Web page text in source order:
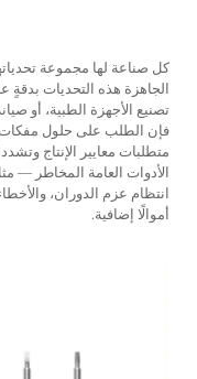
كل صناعة لها مجموعة
الجاهزة هذه التحديات بدقةٍ
تصنيع الأجهزة الطبية، أو
فإن الطلب على حلول
متطلبات معايير الإنتاج
الأدوات العامة المخاطر —
انتظام عزم الدوران،
أموالًا إضافية.